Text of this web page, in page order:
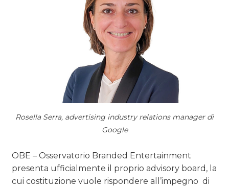
Rosella Serra, advertising industry relations manager di
Google
OBE – Osservatorio Branded Entertainment
presenta ufficialmente il proprio advisory board, la
cui costituzione vuole rispondere all’impegno di